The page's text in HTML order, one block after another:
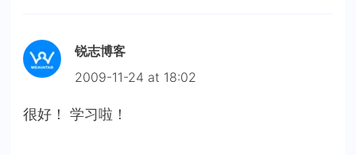
锐志博客
2009-11-24 at 18:02
很好！ 学习啦！